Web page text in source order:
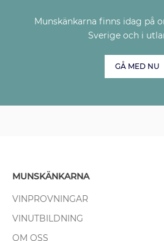
Munskänkarna finns idag på
Sverige och i
GÅ MED NU
MUNSKÄNKARNA
VINPROVNINGAR
VINUTBILDNING
OM OSS